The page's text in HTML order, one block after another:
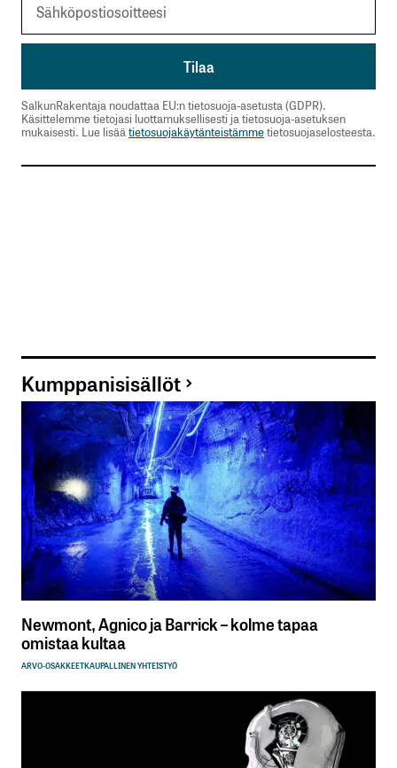
SalkunRakentaja noudattaa EU:n tietosuoja-asetusta (GDPR).
Käsittelemme tietojasi luottamuksellisesti ja tietosuoja-asetuksen
mukaisesti. Lue lisäätietosuojakäytänteistämmetietosuojaselosteesta.
Kumppanisisällöt
Newmont, Agnico ja Barrick – kolme tapaa
omistaa kultaa
ARVO-OSAKKEETKAUPALLINEN YHTEISTYÖ